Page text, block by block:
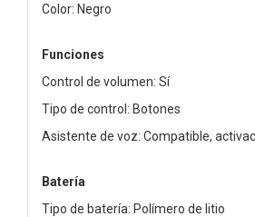
Color: Negro
Funciones
Control de volumen: Sí
Tipo de control: Botones
Asistente de voz: Compatible,
Batería
Tipo de batería: Polímero de litio